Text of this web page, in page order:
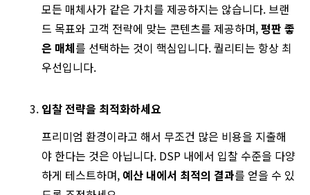
모든 매체사가 같은 가치를 제공하지는 않습니다. 브랜
드 목표와 고객 전략에 맞는 콘텐츠를 제공하며,평판 좋
은 매체를 선택하는 것이 핵심입니다. 퀄리티는 항상 최
우선입니다.
입찰 전략을 최적화하세요
프리미엄 환경이라고 해서 무조건 많은 비용을 지출해
야 한다는 것은 아닙니다. DSP 내에서 입찰 수준을 다양
하게 테스트하며, 예산 내에서 최적의 결과를 얻을 수 있